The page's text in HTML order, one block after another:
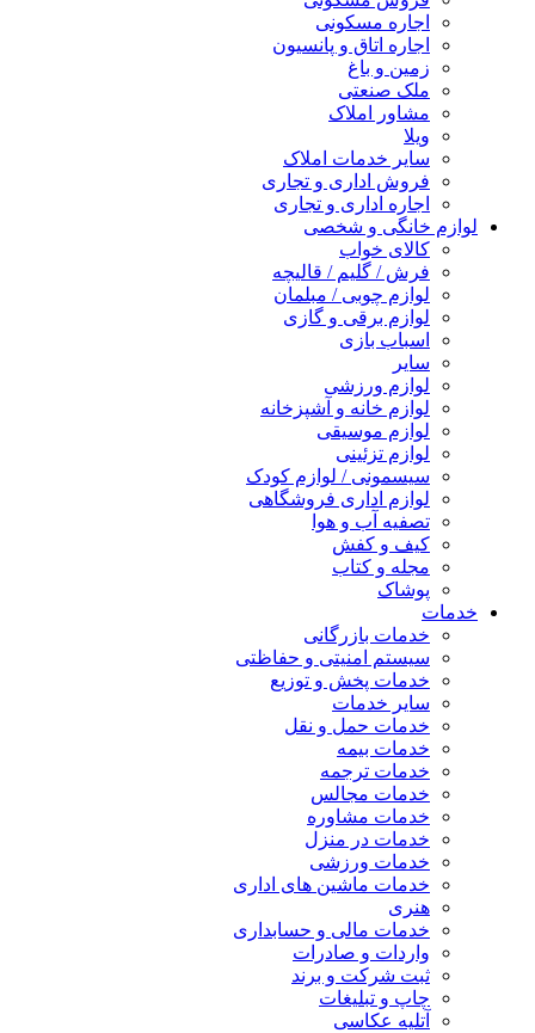
اجاره مسکونی
اجاره اتاق و پانسیون
زمین و باغ
ملک صنعتی
مشاور املاک
ویلا
سایر خدمات املاک
فروش اداری و تجاری
اجاره اداری و تجاری
لوازم خانگی و شخصی
کالای خواب
فرش / گلیم / قالیچه
لوازم چوبی / مبلمان
لوازم برقی و گازی
اسباب بازی
سایر
لوازم ورزشی
لوازم خانه و آشپزخانه
لوازم موسیقی
لوازم تزئینی
سیسمونی / لوازم کودک
لوازم اداری فروشگاهی
تصفیه آب و هوا
کیف و کفش
مجله و کتاب
پوشاک
خدمات
خدمات بازرگانی
سیستم امنیتی و حفاظتی
خدمات پخش و توزیع
سایر خدمات
خدمات حمل و نقل
خدمات بیمه
خدمات ترجمه
خدمات مجالس
خدمات مشاوره
خدمات در منزل
خدمات ورزشی
خدمات ماشین های اداری
هنری
خدمات مالی و حسابداری
واردات و صادرات
ثبت شرکت و برند
چاپ و تبلیغات
آتلیه عکاسی